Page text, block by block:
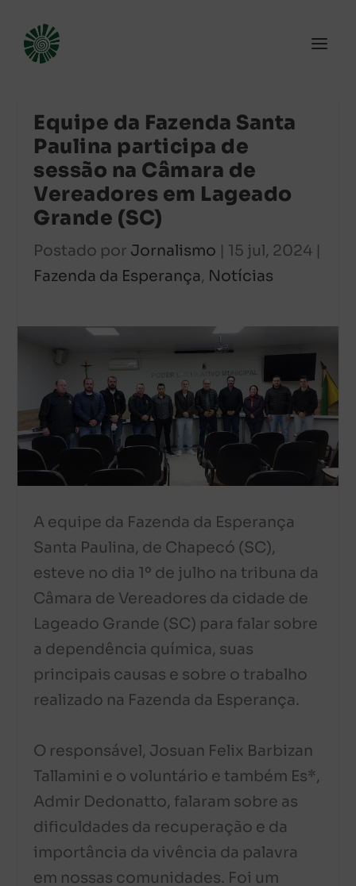
Equipe da Fazenda Santa
Paulina participa de
sessão na Câmara de
Vereadores em Lageado
Grande (SC)
Postado por Jornalismo | 15 jul, 2024 |
Fazenda da Esperança, Notícias
A equipe da Fazenda da Esperança
Santa Paulina, de Chapecó (SC),
esteve no dia 1º de julho na tribuna da
Câmara de Vereadores da cidade de
Lageado Grande (SC) para falar sobre
a dependência química, suas
principais causas e sobre o trabalho
realizado na Fazenda da Esperança.
O responsável, Josuan Felix Barbizan
Tallamini e o voluntário e também Es*,
Admir Dedonatto, falaram sobre as
dificuldades da recuperação e da
importância da vivência da palavra
em nossas comunidades. Foi um